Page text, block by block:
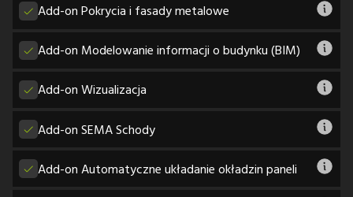
Add-on Pokrycia i fasady metalowe
Add-on Modelowanie informacji o budynku (BIM)
Add-on Wizualizacja
Add-on SEMA Schody
Add-on Automatyczne układanie okładzin paneli